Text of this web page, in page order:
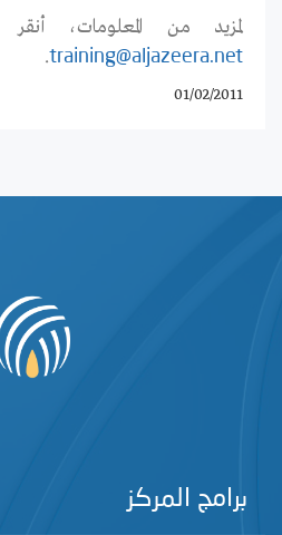
لمزيد من المعلومات،
training@aljazeera.net
.
01/02/2011
برامج المركز